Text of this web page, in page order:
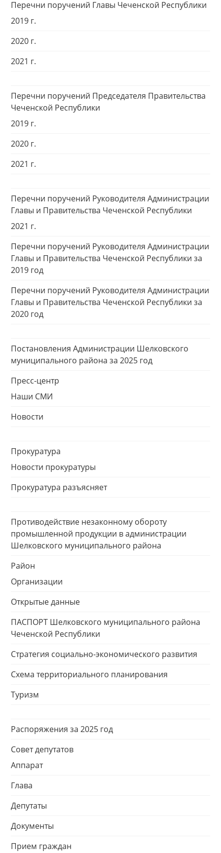
Перечни поручений Главы Чеченской Республики
2019 г.
2020 г.
2021 г.
Перечни поручений Председателя Правительства
Чеченской Республики
2019 г.
2020 г.
2021 г.
Перечни поручений Руководителя Администрации
Главы и Правительства Чеченской Республики
2021 г.
Перечни поручений Руководителя Администрации
Главы и Правительства Чеченской Республики за
2019 год
Перечни поручений Руководителя Администрации
Главы и Правительства Чеченской Республики за
2020 год
Постановления Администрации Шелковского
муниципального района за 2025 год
Пресс-центр
Наши СМИ
Новости
Прокуратура
Новости прокуратуры
Прокуратура разъясняет
Противодействие незаконному обороту
промышленной продукции в администрации
Шелковского муниципального района
Район
Организации
Открытые данные
ПАСПОРТ Шелковского муниципального района
Чеченской Республики
Стратегия социально-экономического развития
Схема территориального планирования
Туризм
Распоряжения за 2025 год
Совет депутатов
Аппарат
Глава
Депутаты
Документы
Прием граждан